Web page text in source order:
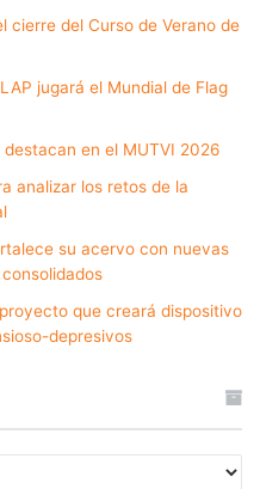
cierre del Curso de Verano de
jugará el Mundial de Flag
destacan en el MUTVI 2026
analizar los retos de la
su acervo con nuevas
que creará dispositivo
depresivos